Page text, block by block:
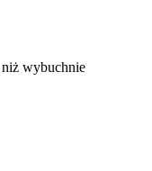
niż wybuchnie